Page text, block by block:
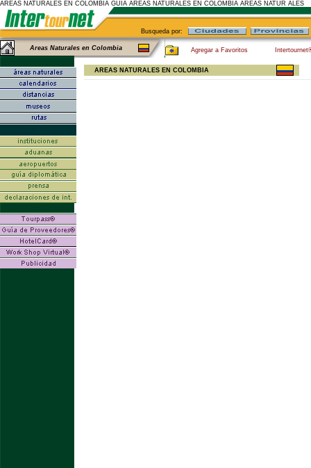
AREAS NATURALES EN COLOMBIA GUIA AREAS NATURALES EN COLOMBIA AREAS NATUR ALES
Busqueda por:
Areas Naturales en Colombia Agregar a Favoritos
AREAS NATURALES EN COLOMBIA